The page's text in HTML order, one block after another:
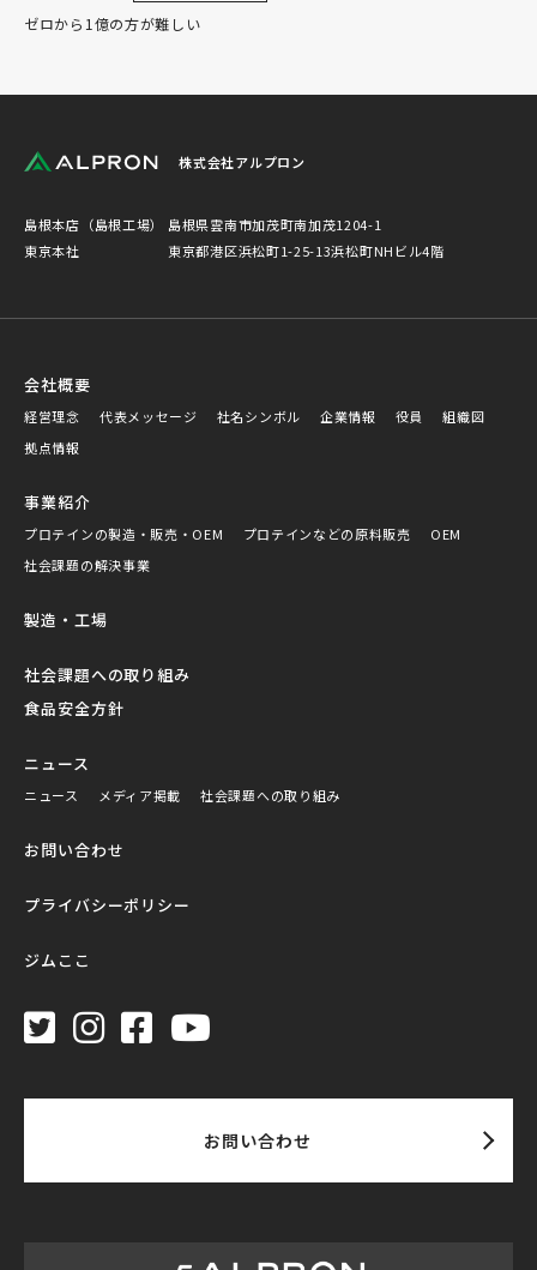
ゼロから1億の方が難しい
株式会社アルプロン
島根本店（島根工場）
島根県雲南市加茂町南加茂1204-1
東京本社
東京都港区浜松町1-25-13浜松町NHビル4階
会社概要
経営理念 代表メッセージ 社名シンボル 企業情報 役員
組織図
拠点情報
事業紹介
プロテインの製造・販売・OEM プロテインなどの原料販売
OEM
社会課題の解決事業
製造・工場
社会課題への取り組み
食品安全方針
ニュース
ニュース メディア掲載 社会課題への取り組み
お問い合わせ
プライバシーポリシー
ジムここ
お問い合わせ